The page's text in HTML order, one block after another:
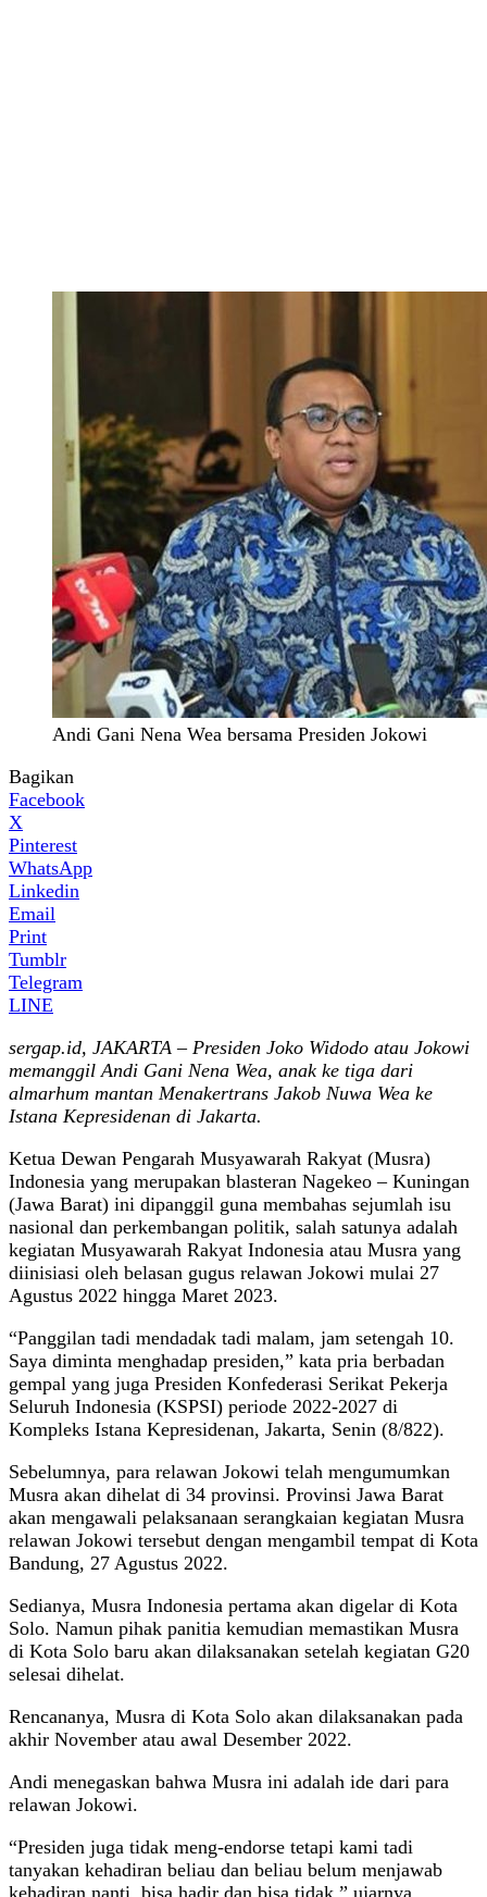
Andi Gani Nena Wea bersama Presiden Jokowi
Bagikan
Facebook
X
Pinterest
WhatsApp
Linkedin
Email
Print
Tumblr
Telegram
LINE
sergap.id, JAKARTA – Presiden Joko Widodo atau Jokowi
memanggil Andi Gani Nena Wea, anak ke tiga dari
almarhum mantan Menakertrans Jakob Nuwa Wea ke
Istana Kepresidenan di Jakarta.
Ketua Dewan Pengarah Musyawarah Rakyat (Musra)
Indonesia yang merupakan blasteran Nagekeo – Kuningan
(Jawa Barat) ini dipanggil guna membahas sejumlah isu
nasional dan perkembangan politik, salah satunya adalah
kegiatan Musyawarah Rakyat Indonesia atau Musra yang
diinisiasi oleh belasan gugus relawan Jokowi mulai 27
Agustus 2022 hingga Maret 2023.
“Panggilan tadi mendadak tadi malam, jam setengah 10.
Saya diminta menghadap presiden,” kata pria berbadan
gempal yang juga Presiden Konfederasi Serikat Pekerja
Seluruh Indonesia (KSPSI) periode 2022-2027 di
Kompleks Istana Kepresidenan, Jakarta, Senin (8/822).
Sebelumnya, para relawan Jokowi telah mengumumkan
Musra akan dihelat di 34 provinsi. Provinsi Jawa Barat
akan mengawali pelaksanaan serangkaian kegiatan Musra
relawan Jokowi tersebut dengan mengambil tempat di Kota
Bandung, 27 Agustus 2022.
Sedianya, Musra Indonesia pertama akan digelar di Kota
Solo. Namun pihak panitia kemudian memastikan Musra
di Kota Solo baru akan dilaksanakan setelah kegiatan G20
selesai dihelat.
Rencananya, Musra di Kota Solo akan dilaksanakan pada
akhir November atau awal Desember 2022.
Andi menegaskan bahwa Musra ini adalah ide dari para
relawan Jokowi.
“Presiden juga tidak meng-endorse tetapi kami tadi
tanyakan kehadiran beliau dan beliau belum menjawab
kehadiran nanti, bisa hadir dan bisa tidak,” ujarnya.